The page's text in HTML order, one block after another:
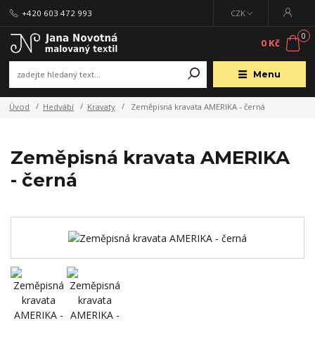
Menu
CZK
+420 603 472 993
0
0 Kč
Úvod Hedvábí Kravaty Zeměpisná kravata AMERIKA - černá
Zeměpisná kravata AMERIKA
- černá